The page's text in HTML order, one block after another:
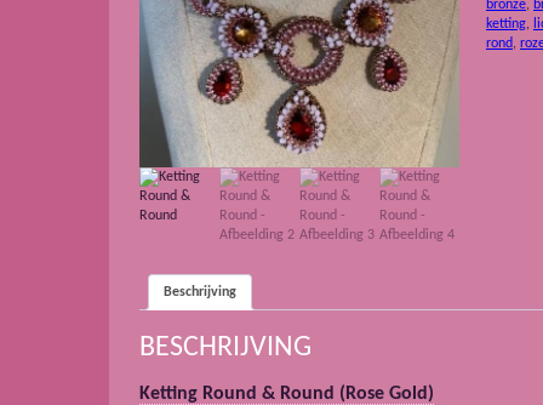
bronze,
ketting,
rond,
Beschrijving
BESCHRIJVING
Ketting Round & Round (Rose Gold)